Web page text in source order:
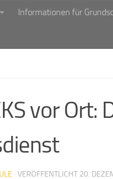
Informationen für
vor Ort:
· VERÖFFENTLICHT 20.